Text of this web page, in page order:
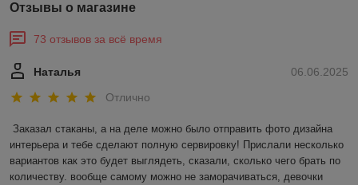
Отзывы о магазине
73 отзывов за всё время
06.06.2025
Наталья
Отлично
Заказал стаканы, а на деле можно было отправить фото дизайна
интерьера и тебе сделают полную сервировку! Прислали несколько
вариантов как это будет выглядеть, сказали, сколько чего брать по
количеству. вообще самому можно не заморачиваться, девочки